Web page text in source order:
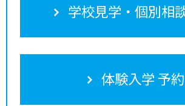
学校見学・個別相
体験入学 予約